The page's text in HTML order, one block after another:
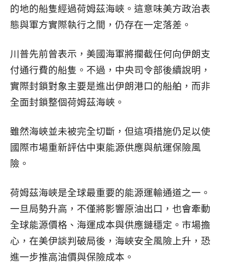
的地的船隻經過荷姆茲海峽。這意味美方政治表
態與軍方實際執行之間，仍存在一定落差。
川普先前曾表示，美國海軍將攔截任何向伊朗支
付通行費的船隻。不過，中央司令部後續說明，
實際封鎖對象主要是進出伊朗港口的船舶，而非
全面封鎖整個荷姆茲海峽。
雖然海峽並未被完全切斷，但這項措施仍足以使
國際市場重新評估中東能源供應與航運保險風
險。
荷姆茲海峽是全球最重要的能源運輸通道之一。
一旦局勢升高，不僅將影響原油出口，也會牽動
全球能源價格、海運成本與供應鏈穩定。市場擔
心，在美伊談判破局後，海峽安全風險上升，恐
進一步推高油價與保險成本。